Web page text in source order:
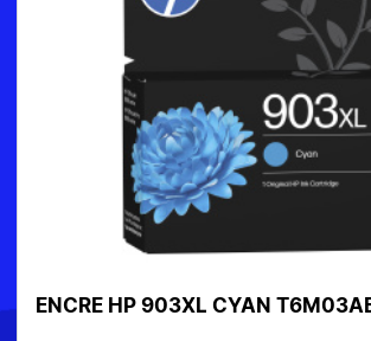
ENCRE HP 903XL CYAN T6M03AE